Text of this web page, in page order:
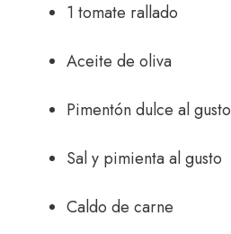
1 tomate rallado
Aceite de oliva
Pimentón dulce al gusto
Sal y pimienta al gusto
Caldo de carne